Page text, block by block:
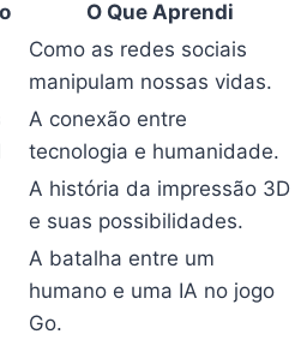
O Que Aprendi
Como as redes sociais
manipulam nossas vidas.
A conexão entre
tecnologia e humanidade.
A história da impressão 3D
e suas possibilidades.
A batalha entre um
humano e uma IA no jogo
Go.